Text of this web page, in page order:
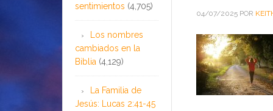
04/07/2025 POR
sentimientos (4,705)
Los nombres
cambiados en la
Biblia (4,129)
La Familia de
Jesús: Lucas 2:41-45